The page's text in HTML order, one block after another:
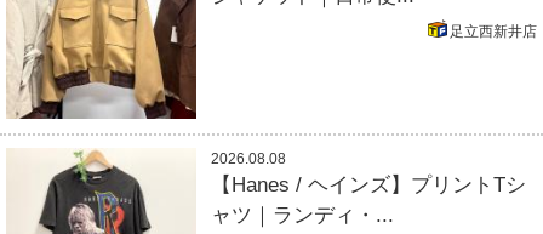
足立西新井店
2026.08.08
【Hanes / ヘインズ】プリントTシ
ャツ｜ランディ・...